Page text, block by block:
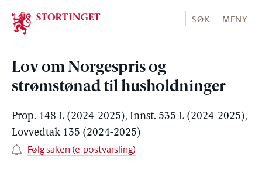
Stortinget.no
SØK MENY
Lov om Norgespris og
strømstønad til husholdninger
Prop. 148 L (2024-2025), Innst. 535 L (2024-2025),
Lovvedtak 135 (2024-2025)
Følg saken (e-postvarsling)